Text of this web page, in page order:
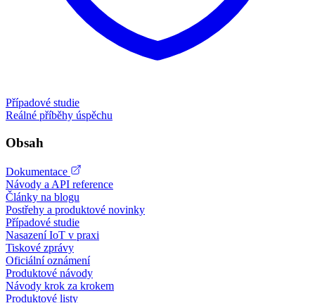
Případové studie
Reálné příběhy úspěchu
Obsah
Dokumentace
Návody a API reference
Články na blogu
Postřehy a produktové novinky
Případové studie
Nasazení IoT v praxi
Tiskové zprávy
Oficiální oznámení
Produktové návody
Návody krok za krokem
Produktové listy